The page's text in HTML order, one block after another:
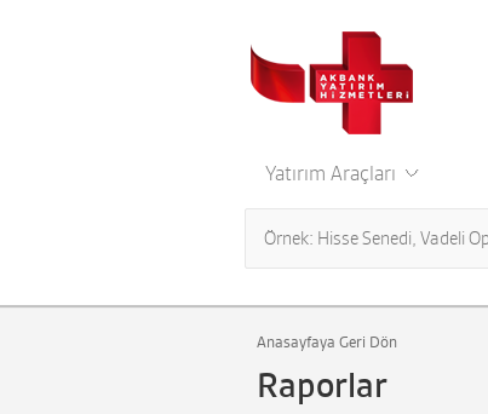
Yatırım Araçları
Anasayfaya Geri Dön
Raporlar